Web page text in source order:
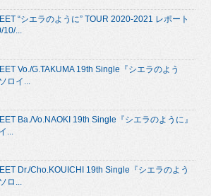
“シエラのように” TOUR 2020-2021 レポート
10/...
Vo./G.TAKUMA 19th Single『シエラのよう
ロイ...
Ba./Vo.NAOKI 19th Single『シエラのように』
...
Dr./Cho.KOUICHI 19th Single『シエラのよう
ロ...